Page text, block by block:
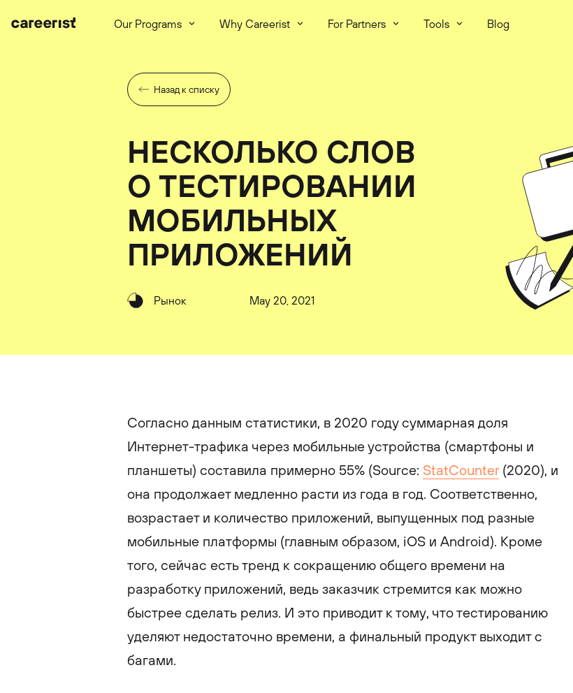
Our Programs Why Careerist For Partners Tools Blog
Назад к списку
НЕСКОЛЬКО СЛОВ
О ТЕСТИРОВАНИИ
МОБИЛЬНЫХ
ПРИЛОЖЕНИЙ
Рынок May 20, 2021
Согласно данным статистики, в 2020 году суммарная доля
Интернет-трафика через мобильные устройства (смартфоны и
планшеты) составила примерно 55% (Source: StatCounter(2020), и
она продолжает медленно расти из года в год. Соответственно,
возрастает и количество приложений, выпущенных под разные
мобильные платформы (главным образом, iOS и Android). Кроме
того, сейчас есть тренд к сокращению общего времени на
разработку приложений, ведь заказчик стремится как можно
быстрее сделать релиз. И это приводит к тому, что тестированию
уделяют недостаточно времени, а финальный продукт выходит с
багами.